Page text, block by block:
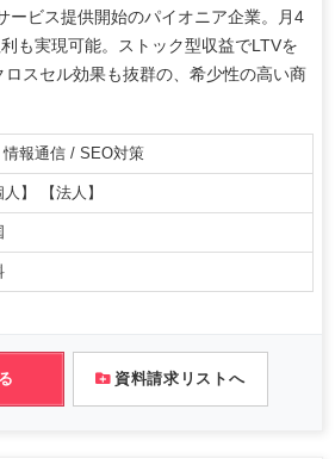
ービス提供開始のパイオニア企業。月4
も実現可能。ストック型収益でLTVを
スセル効果も抜群の、希少性の高い商
情報通信 / SEO対策
人】 【法人】
資料請求リストへ